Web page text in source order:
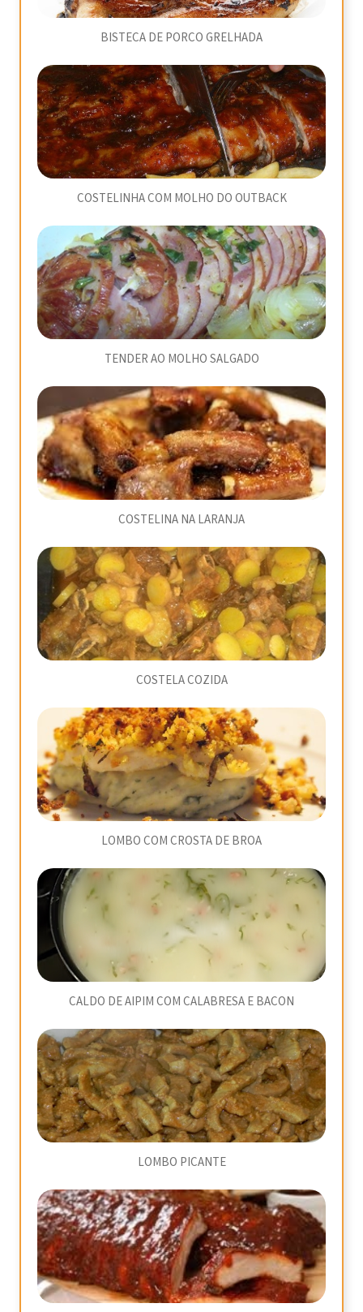
BISTECA DE PORCO GRELHADA
COSTELINHA COM MOLHO DO OUTBACK
TENDER AO MOLHO SALGADO
COSTELINA NA LARANJA
COSTELA COZIDA
LOMBO COM CROSTA DE BROA
CALDO DE AIPIM COM CALABRESA E BACON
LOMBO PICANTE